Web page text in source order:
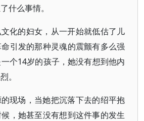
什么事情。
化的妇女，从一开始就低估了儿
引发的那种灵魂的震颤有多么强
个14岁的孩子，她没有想到他内
。
现场，当她把沉落下去的绍平抱
，她甚至没有想到这件事的发生